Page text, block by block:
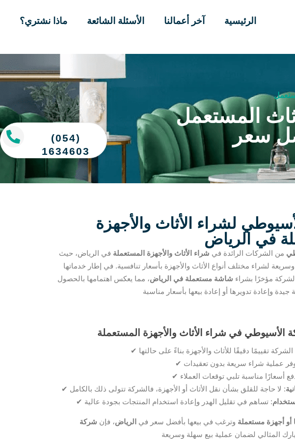
ماذا نشتري؟ الأسئلة الشائعة آخر أعمالنا الرئيسية
المستعمل
سعر
لشراء الأثاث والأجهزة
في الرياض
من الشركات الرائدة في شراء الأثاث والأجهزة المستعملة في الرياض، حيث
لشراء مختلف أنواع الأثاث والأجهزة بأسعار تنافسية. في إطار خدماتها
مؤخرًا بشراء شاشة مستعملة في الرياض، مما يعكس اهتمامها بالحصول
✔
✔
✔
✔
✔
أو أجهزة مستعملة وترغب في بيعها بأفضل سعر في الرياض، فإن شركة
(054)
1634603